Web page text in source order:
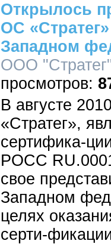
Открылось
ОС
Западном
ООО
В августе
«Стратег»,
сертифика-
POCC
свое
Западном
целях
серти-